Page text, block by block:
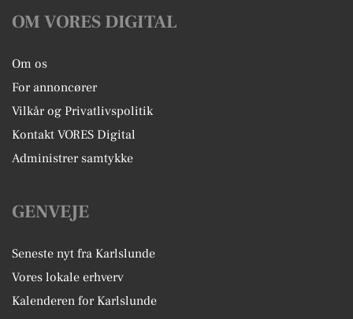
OM VORES DIGITAL
Om os
For annoncører
Vilkår og Privatlivspolitik
Kontakt VORES Digital
Administrer samtykke
GENVEJE
Seneste nyt fra Karlslunde
Vores lokale erhverv
Kalenderen for Karlslunde